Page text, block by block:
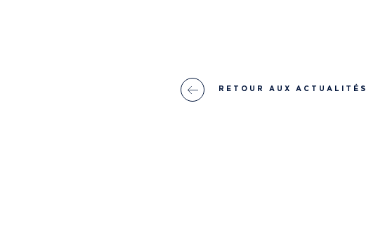
RETOUR AUX ACTUALITÉS